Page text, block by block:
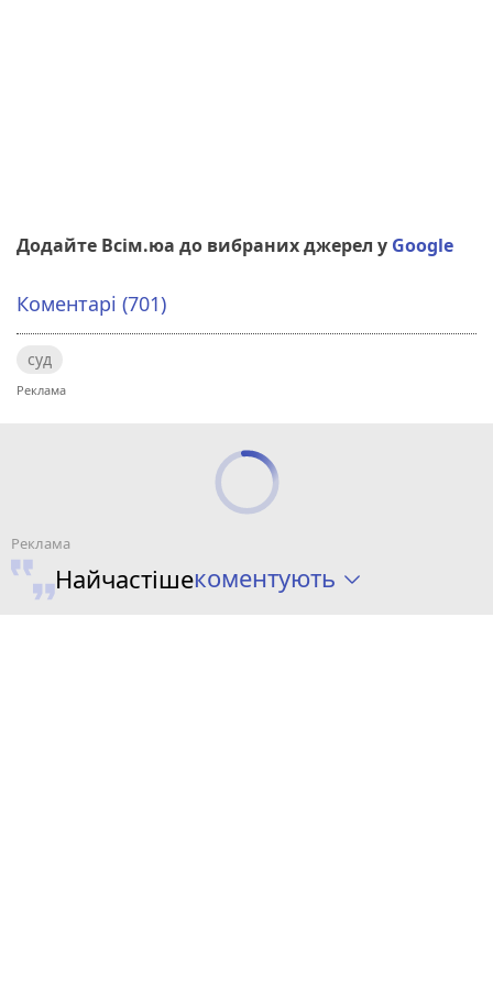
Додайте Всім.юа до вибраних джерел у Google
Коментарі (701)
суд
Найчастішекоментують